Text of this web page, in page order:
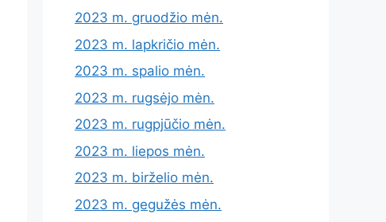
2023 m. gruodžio mėn.
2023 m. lapkričio mėn.
2023 m. spalio mėn.
2023 m. rugsėjo mėn.
2023 m. rugpjūčio mėn.
2023 m. liepos mėn.
2023 m. birželio mėn.
2023 m. gegužės mėn.